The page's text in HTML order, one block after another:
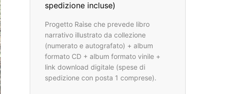
spedizione incluse)
Progetto Raìse che prevede libro
narrativo illustrato da collezione
(numerato e autografato) + album
formato CD + album formato vinile +
link download digitale (spese di
spedizione con posta 1 comprese).